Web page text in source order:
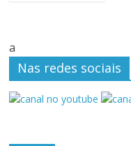
a
Nas redes sociais